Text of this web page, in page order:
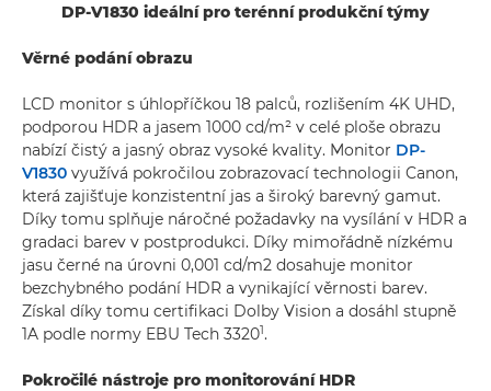
DP-V1830 ideální pro terénní produkční týmy
Věrné podání obrazu
LCD monitor s úhlopříčkou 18 palců, rozlišením 4K UHD,
podporou HDR a jasem 1000 cd/m² v celé ploše obrazu
nabízí čistý a jasný obraz vysoké kvality. Monitor DP-
V1830 využívá pokročilou zobrazovací technologii Canon,
která zajišťuje konzistentní jas a široký barevný gamut.
Díky tomu splňuje náročné požadavky na vysílání v HDR a
gradaci barev v postprodukci. Díky mimořádně nízkému
jasu černé na úrovni 0,001 cd/m2 dosahuje monitor
bezchybného podání HDR a vynikající věrnosti barev.
Získal díky tomu certifikaci Dolby Vision a dosáhl stupně
1A podle normy EBU Tech 33201.
Pokročilé nástroje pro monitorování HDR